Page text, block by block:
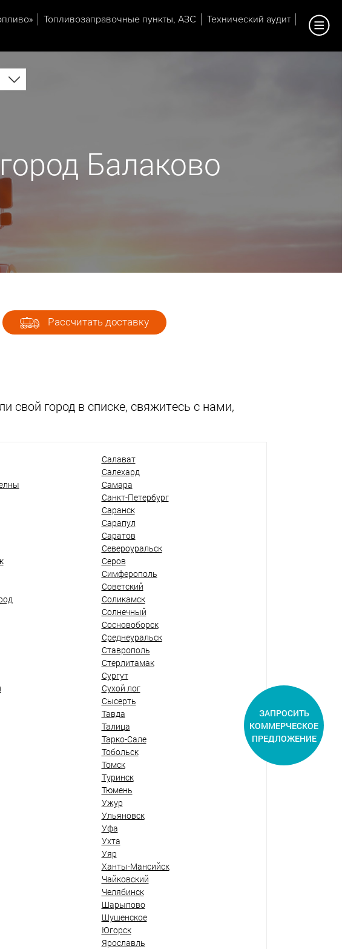
Топливозаправочные пункты, АЗС
Технический аудит
Балаково
Рассчитать доставку
свой город в списке, свяжитесь с нами,
Салават
Салехард
Самара
Санкт-Петербург
Саранск
Сарапул
Саратов
Североуральск
Серов
Симферополь
Советский
Соликамск
Солнечный
Сосновоборск
Среднеуральск
Ставрополь
Стерлитамак
Сургут
Сухой лог
Сысерть
Тавда
Талица
Тарко-Сале
Тобольск
Томск
Туринск
Тюмень
Ужур
Ульяновск
Уфа
Ухта
Уяр
Ханты-Мансийск
Чайковский
Челябинск
Шарыпово
Шушенское
Югорск
Ярославль
ЗАПРОСИТЬ
КОММЕРЧЕСКОЕ
ПРЕДЛОЖЕНИЕ